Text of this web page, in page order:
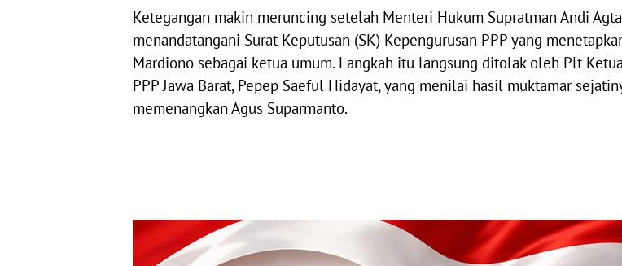
Ketegangan makin meruncing setelah Menteri Hukum Supratman Andi
menandatangani Surat Keputusan (SK) Kepengurusan PPP yang
Mardiono sebagai ketua umum. Langkah itu langsung ditolak oleh Plt
PPP Jawa Barat, Pepep Saeful Hidayat, yang menilai hasil muktamar
memenangkan Agus Suparmanto.